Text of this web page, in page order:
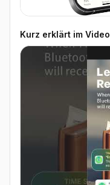
Kurz erklärt im Video